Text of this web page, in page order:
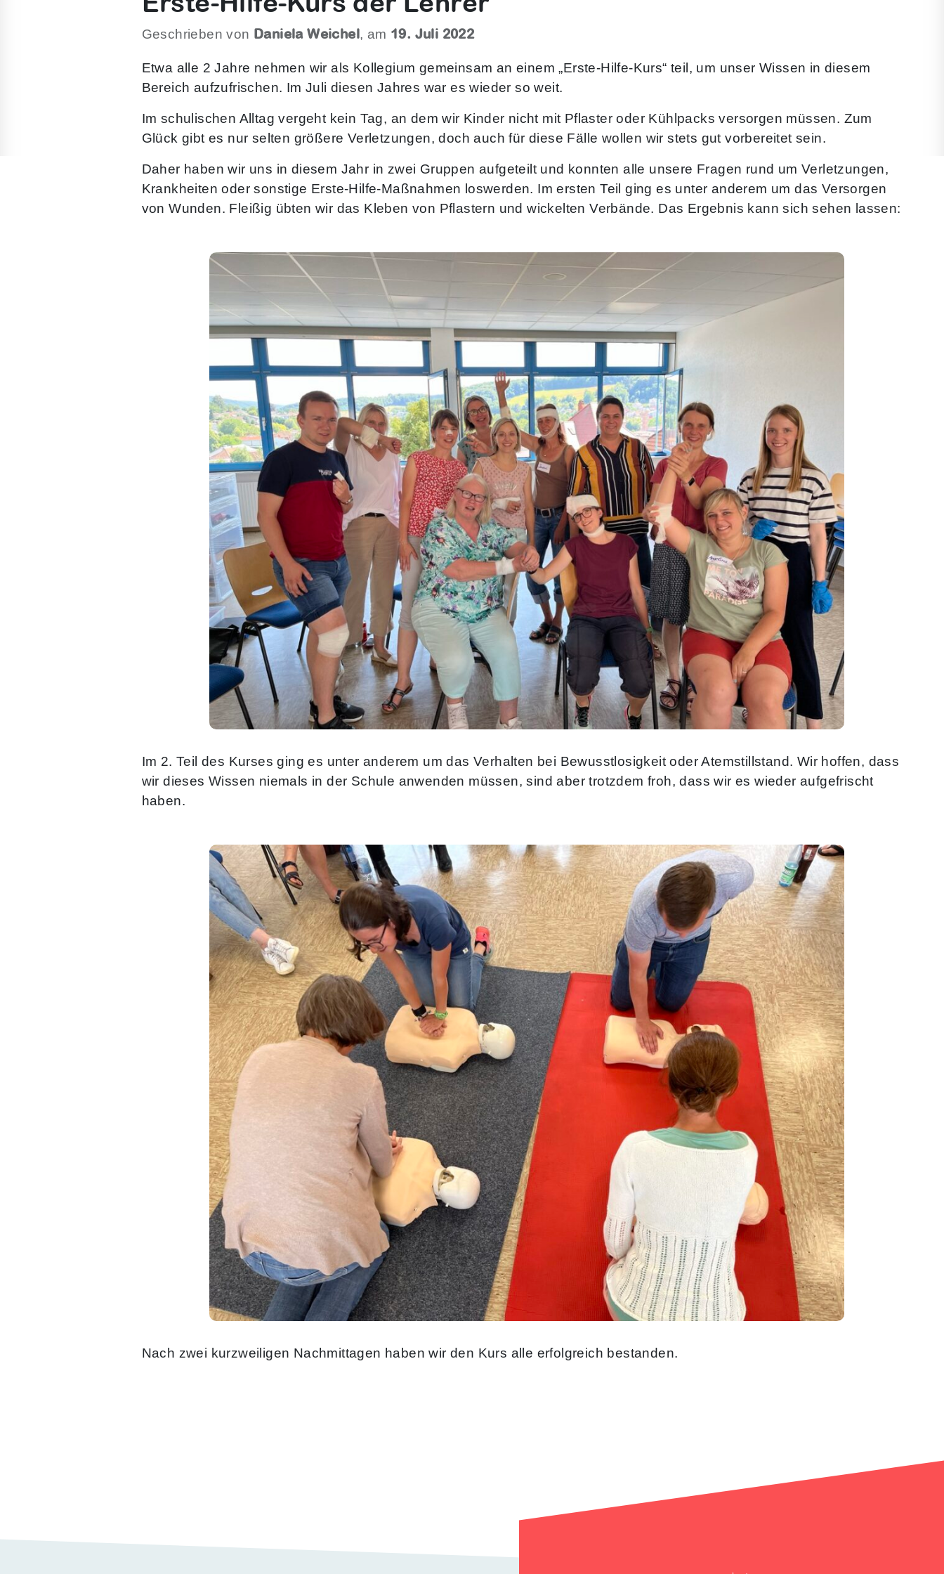
Geschrieben von Daniela Weichel, am 19. Juli 2022
Etwa alle 2 Jahre nehmen wir als Kollegium gemeinsam an einem „Erste-Hilfe-Kurs“ teil, um unser Wissen in diesem
Bereich aufzufrischen. Im Juli diesen Jahres war es wieder so weit.
Im schulischen Alltag vergeht kein Tag, an dem wir Kinder nicht mit Pflaster oder Kühlpacks versorgen müssen. Zum
Glück gibt es nur selten größere Verletzungen, doch auch für diese Fälle wollen wir stets gut vorbereitet sein.
Daher haben wir uns in diesem Jahr in zwei Gruppen aufgeteilt und konnten alle unsere Fragen rund um Verletzungen,
Krankheiten oder sonstige Erste-Hilfe-Maßnahmen loswerden. Im ersten Teil ging es unter anderem um das Versorgen
von Wunden. Fleißig übten wir das Kleben von Pflastern und wickelten Verbände. Das Ergebnis kann sich sehen lassen:
Im 2. Teil des Kurses ging es unter anderem um das Verhalten bei Bewusstlosigkeit oder Atemstillstand. Wir hoffen, dass
wir dieses Wissen niemals in der Schule anwenden müssen, sind aber trotzdem froh, dass wir es wieder aufgefrischt
haben.
Nach zwei kurzweiligen Nachmittagen haben wir den Kurs alle erfolgreich bestanden.